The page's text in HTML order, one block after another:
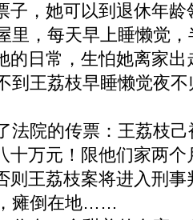
子，她可以到退休年龄
，每天早上睡懒觉，
的日常，生怕她离家出
王荔枝早睡懒觉夜不
院的传票：王荔枝己
十万元！限他们家两
则王荔枝案将进入刑事
瘫倒在地……